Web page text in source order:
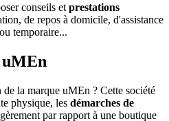
conseils et prestations
de repos à domicile, d'assistance
temporaire...
uMEn
la marque uMEn ? Cette société
physique, les démarches de
par rapport à une boutique